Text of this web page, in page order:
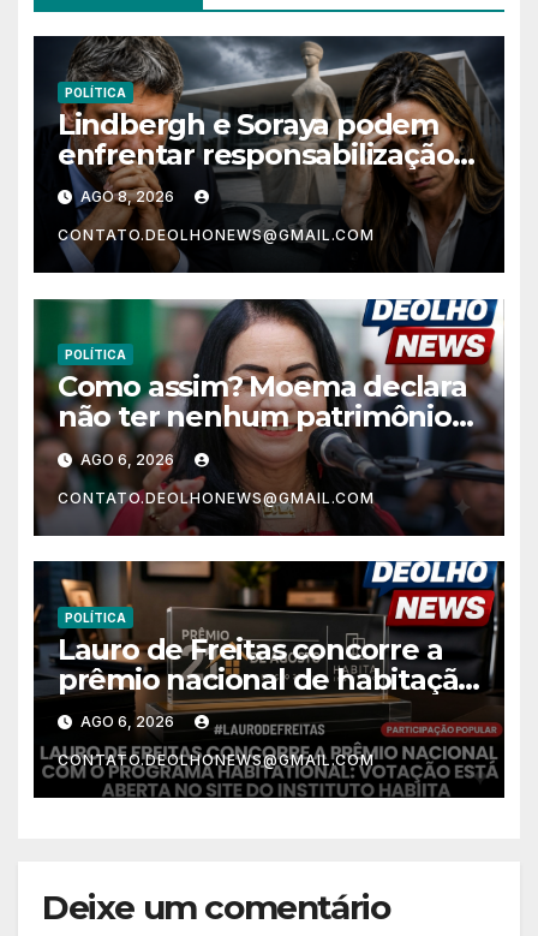
POLÍTICA
Lindbergh e Soraya podem
enfrentar responsabilização
criminal após acusações
contra Alfredo Gaspar
AGO 8, 2026
CONTATO.DEOLHONEWS@GMAIL.COM
POLÍTICA
Como assim? Moema declara
não ter nenhum patrimônio
após 30 anos na vida pública?
AGO 6, 2026
CONTATO.DEOLHONEWS@GMAIL.COM
POLÍTICA
Lauro de Freitas concorre a
prêmio nacional de habitação
com o projeto “Tá Rebocado”;
votação está aberta
AGO 6, 2026
CONTATO.DEOLHONEWS@GMAIL.COM
Deixe um comentário